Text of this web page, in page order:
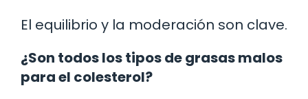
El equilibrio y la moderación son clave.
¿Son todos los tipos de grasas malos
para el colesterol?